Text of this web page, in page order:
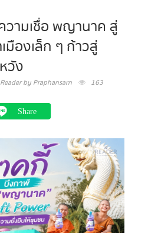
ามเชื่อ พญานาค สู่
มืองเล็ก ๆ ก้าวสู่
วัง
by Praphansarn 163